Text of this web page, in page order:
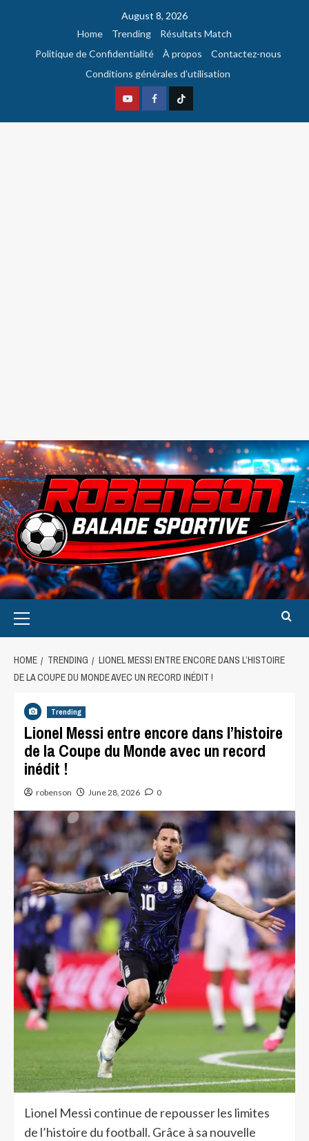
August 8, 2026
Home
Trending
Résultats Match
Politique de Confidentialité
À propos
Contactez-nous
Conditions générales d’utilisation
HOME TRENDING
LIONEL MESSI ENTRE ENCORE DANS L’HISTOIRE
DE LA COUPE DU MONDE AVEC UN RECORD INÉDIT !
Trending
Lionel Messi entre encore dans l’histoire
de la Coupe du Monde avec un record
inédit !
robenson June 28, 2026 0
Lionel Messi continue de repousser les limites
de l’histoire du football. Grâce à sa nouvelle